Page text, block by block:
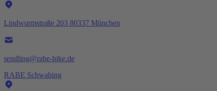
Lindwurmstraße 203 80337 München
sendling@rabe-bike.de
RABE Schwabing